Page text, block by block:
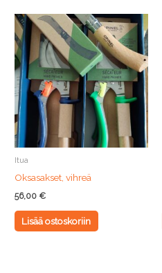
Itua
Oksasakset, vihreä
56,00 €
Lisää ostoskoriin